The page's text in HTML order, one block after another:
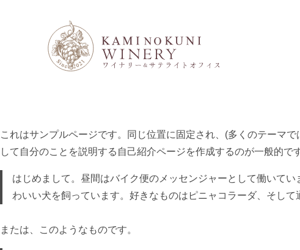
これはサンプルページです。同じ位置に固定され、(多くのテーマ
して自分のことを説明する自己紹介ページを作成するのが一般的で
はじめまして。昼間はバイク便のメッセンジャーとして働いて
わいい犬を飼っています。好きなものはピニャコラーダ、そして
または、このようなものです。